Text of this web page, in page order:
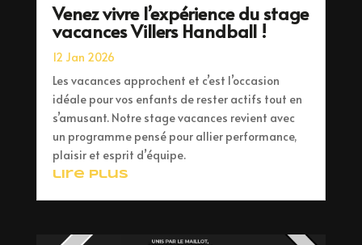
Venez vivre l’expérience du stage
vacances Villers Handball !
12 Jan 2026
Les vacances approchent et c’est l’occasion
idéale pour vos enfants de rester actifs tout en
s’amusant. Notre stage vacances revient avec
un programme pensé pour allier performance,
plaisir et esprit d’équipe.
lire plus